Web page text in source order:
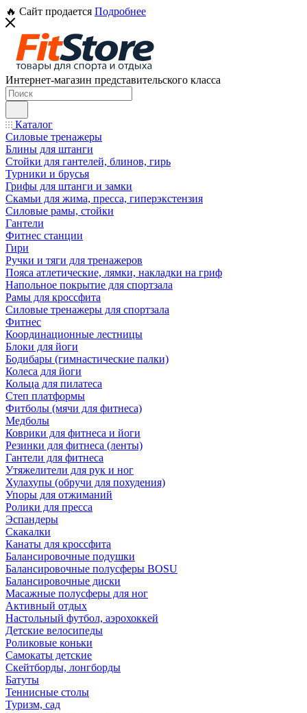
🔥 Сайт продается Подробнее
Интернет-магазин представительского класса
Каталог
Силовые тренажеры
Блины для штанги
Стойки для гантелей, блинов, гирь
Турники и брусья
Грифы для штанги и замки
Скамьи для жима, пресса, гиперэкстензия
Силовые рамы, стойки
Гантели
Фитнес станции
Гири
Ручки и тяги для тренажеров
Пояса атлетические, лямки, накладки на гриф
Напольное покрытие для спортзала
Рамы для кроссфита
Силовые тренажеры для спортзала
Фитнес
Координационные лестницы
Блоки для йоги
Бодибары (гимнастические палки)
Колеса для йоги
Кольца для пилатеса
Степ платформы
Фитболы (мячи для фитнеса)
Медболы
Коврики для фитнеса и йоги
Резинки для фитнеса (ленты)
Гантели для фитнеса
Утяжелители для рук и ног
Хулахупы (обручи для похудения)
Упоры для отжиманий
Ролики для пресса
Эспандеры
Скакалки
Канаты для кроссфита
Балансировочные подушки
Балансировочные полусферы BOSU
Балансировочные диски
Масажные полусферы для ног
Активный отдых
Настольный футбол, аэрохоккей
Детские велосипеды
Роликовые коньки
Самокаты детские
Скейтборды, лонгборды
Батуты
Теннисные столы
Туризм, сад